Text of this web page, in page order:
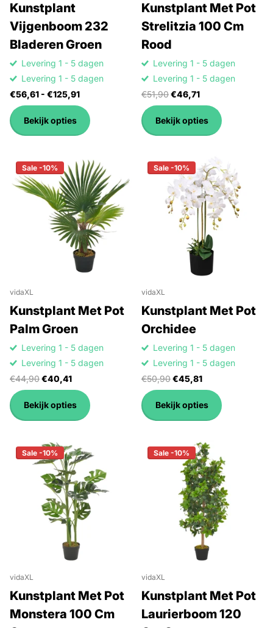
Kunstplant
Vijgenboom 232
Bladeren Groen
Levering 1 - 5 dagen
Levering 1 - 5 dagen
€56,61 - €125,91
Bekijk opties
Kunstplant Met Pot
Strelitzia 100 Cm
Rood
Levering 1 - 5 dagen
Levering 1 - 5 dagen
€51,90€46,71
Bekijk opties
Sale -10%
vidaXL
Kunstplant Met Pot
Palm Groen
Levering 1 - 5 dagen
Levering 1 - 5 dagen
€44,90€40,41
Bekijk opties
Sale -10%
vidaXL
Kunstplant Met Pot
Orchidee
Levering 1 - 5 dagen
Levering 1 - 5 dagen
€50,90€45,81
Bekijk opties
Sale -10%
vidaXL
Kunstplant Met Pot
Monstera 100 Cm
Sale -10%
vidaXL
Kunstplant Met Pot
Laurierboom 120